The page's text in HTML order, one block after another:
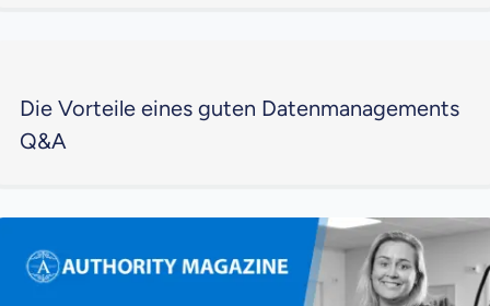
Die Vorteile eines guten Datenmanagements
Q&A